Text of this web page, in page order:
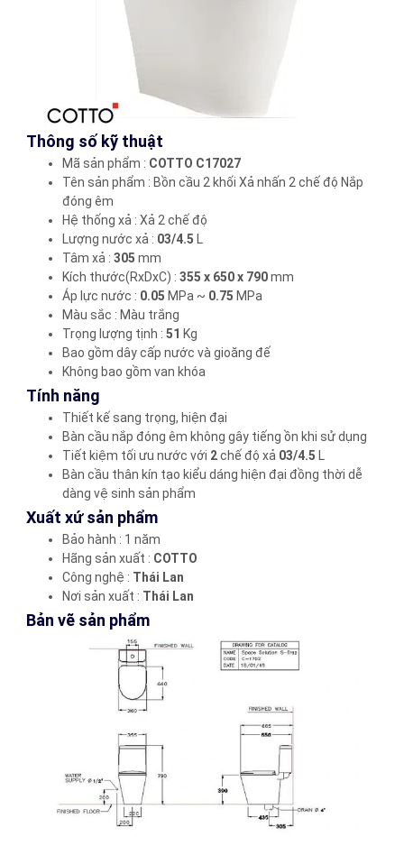
Thông số kỹ thuật
Mã sản phẩm : COTTO C17027
Tên sản phẩm : Bồn cầu 2 khối Xả nhấn 2 chế độ Nắp
đóng êm
Hệ thống xả : Xả 2 chế độ
Lượng nước xả : 03/4.5 L
Tâm xả : 305 mm
Kích thước(RxDxC) : 355 x 650 x 790mm
Áp lực nước : 0.05 MPa ~ 0.75 MPa
Màu sắc : Màu trắng
Trọng lượng tịnh : 51 Kg
Bao gồm dây cấp nước và gioăng đế
Không bao gồm van khóa
Tính năng
Thiết kế sang trọng, hiện đại
Bàn cầu nắp đóng êm không gây tiếng ồn khi sử dụng
Tiết kiệm tối ưu nước với 2chế độ xả 03/4.5 L
Bàn cầu thân kín tạo kiểu dáng hiện đại đồng thời dễ
dàng vệ sinh sản phẩm
Xuất xứ sản phẩm
Bảo hành : 1 năm
Hãng sản xuất : COTTO
Công nghệ : Thái Lan
Nơi sản xuất : Thái Lan
Bản vẽ sản phẩm